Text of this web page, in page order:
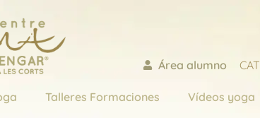
Área alumno
CAT
Talleres Formaciones Vídeos yoga